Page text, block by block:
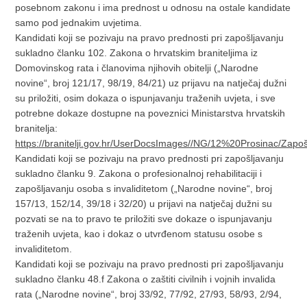
posebnom zakonu i ima prednost u odnosu na ostale kandidate
samo pod jednakim uvjetima.
Kandidati koji se pozivaju na pravo prednosti pri zapošljavanju
sukladno članku 102. Zakona o hrvatskim braniteljima iz
Domovinskog rata i članovima njihovih obitelji („Narodne
novine“, broj 121/17, 98/19, 84/21) uz prijavu na natječaj dužni
su priložiti, osim dokaza o ispunjavanju traženih uvjeta, i sve
potrebne dokaze dostupne na poveznici Ministarstva hrvatskih
branitelja:
https://branitelji.gov.hr/UserDocsImages//NG/12%20Prosinac/
Kandidati koji se pozivaju na pravo prednosti pri zapošljavanju
sukladno članku 9. Zakona o profesionalnoj rehabilitaciji i
zapošljavanju osoba s invaliditetom („Narodne novine“, broj
157/13, 152/14, 39/18 i 32/20) u prijavi na natječaj dužni su
pozvati se na to pravo te priložiti sve dokaze o ispunjavanju
traženih uvjeta, kao i dokaz o utvrđenom statusu osobe s
invaliditetom.
Kandidati koji se pozivaju na pravo prednosti pri zapošljavanju
sukladno članku 48.f Zakona o zaštiti civilnih i vojnih invalida
rata („Narodne novine“, broj 33/92, 77/92, 27/93, 58/93, 2/94,